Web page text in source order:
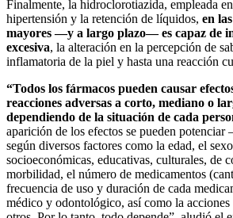
Finalmente, la hidroclorotiazida, empleada
hipertensión y la retención de líquidos, en
mayores —y a largo plazo— es capaz de
excesiva, la alteración en la percepción de
inflamatoria de la piel y hasta una reacción
“Todos los fármacos pueden causar
reacciones adversas a corto, mediano o
dependiendo de la situación de cada
aparición de los efectos se pueden
según diversos factores como la edad, el
socioeconómicas, educativas, culturales, de
morbilidad, el número de medicamentos
frecuencia de uso y duración de cada
médico y odontológico, así como la acciones